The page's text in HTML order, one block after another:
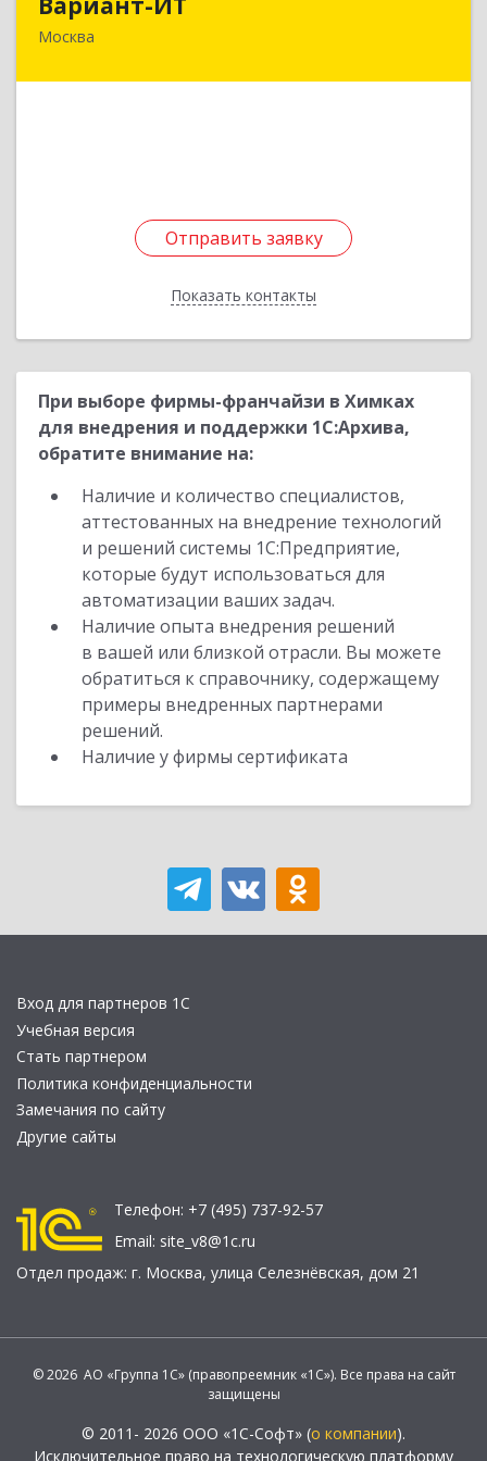
Москва
Отправить заявку
Показать контакты
Отправить заявку
Назад
При выборе фирмы-франчайзи в Химках
для внедрения и поддержки 1С:Архива,
обратите внимание на:
Наличие и количество специалистов,
аттестованных на внедрение технологий
и решений системы 1С:Предприятие,
которые будут использоваться для
автоматизации ваших задач.
Наличие опыта внедрения решений
в вашей или близкой отрасли. Вы можете
обратиться к справочнику, содержащему
примеры внедренных партнерами
решений.
Наличие у фирмы сертификата
Вход для партнеров 1С
Учебная версия
Стать партнером
Политика конфиденциальности
Замечания по сайту
Другие сайты
Телефон: +7 (495) 737-92-57
Email: site_v8@1c.ru
Отдел продаж: г. Москва, улица Селезнёвская, дом 21
© 2026 АО «Группа 1С» (правопреемник «1С»). Все права на сайт
защищены
© 2011- 2026 ООО «1С-Софт» (о компании).
Исключительное право на технологическую платформу